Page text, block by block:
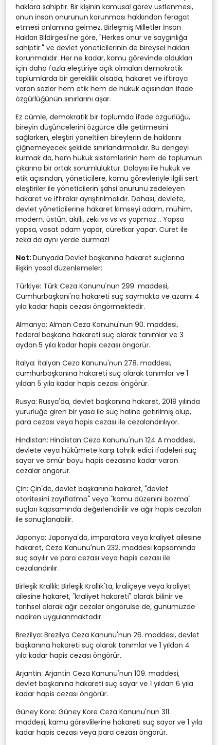
haklara sahiptir. Bir kişinin kamusal görev üstlenmesi,
onun insan onurunun korunması hakkından feragat
etmesi anlamına gelmez. Birleşmiş Milletler İnsan
Hakları Bildirgesi'ne göre, "Herkes onur ve saygınlığa
sahiptir." ve devlet yöneticilerinin de bireysel hakları
korunmalıdır. Her ne kadar, kamu görevinde oldukları
için daha fazla eleştiriye açık olmaları demokratik
toplumlarda bir gereklilik olsada, hakaret ve iftiraya
varan sözler hem etik hem de hukuk açısından ifade
özgürlüğünün sınırlarını aşar.
Ez cümle, demokratik bir toplumda ifade özgürlüğü,
bireyin düşüncelerini özgürce dile getirmesini
sağlarken, eleştiri yöneltilen bireylerin de haklarını
çiğnemeyecek şekilde sınırlandırmalıdır. Bu dengeyi
kurmak da, hem hukuk sistemlerinin hem de toplumun
çıkarına bir ortak sorumluluktur. Dolayısı ile hukuk ve
etik açısından, yöneticilere, kamu görevleriyle ilgili sert
eleştiriler ile yöneticilerin şahsi onurunu zedeleyen
hakaret ve iftiralar ayrıştırılmalıdır. Dahası, devlete,
devlet yöneticilerine hakaret kimseyi adam, mühim,
modern, üstün, akıllı, zeki vs vs vs yapmaz .. Yapsa
yapsa, vasat adam yapar, cüretkar yapar. Cüret ile
zeka da aynı yerde durmaz!
Not:Dünyada Devlet başkanına hakaret suçlarına
ilişkin yasal düzenlemeler:
Türkiye: Türk Ceza Kanunu'nun 299. maddesi,
Cumhurbaşkanı'na hakareti suç saymakta ve azami 4
yıla kadar hapis cezası öngörmektedir.
Almanya: Alman Ceza Kanunu'nun 90. maddesi,
federal başkana hakareti suç olarak tanımlar ve 3
aydan 5 yıla kadar hapis cezası öngörür.
İtalya: İtalyan Ceza Kanunu'nun 278. maddesi,
cumhurbaşkanına hakareti suç olarak tanımlar ve 1
yıldan 5 yıla kadar hapis cezası öngörür.
Rusya: Rusya'da, devlet başkanına hakaret, 2019 yılında
yürürlüğe giren bir yasa ile suç haline getirilmiş olup,
para cezası veya hapis cezası ile cezalandırılıyor.
Hindistan: Hindistan Ceza Kanunu'nun 124 A maddesi,
devlete veya hükümete karşı tahrik edici ifadeleri suç
sayar ve ömür boyu hapis cezasına kadar varan
cezalar öngörür.
Çin: Çin'de, devlet başkanına hakaret, "devlet
otoritesini zayıflatma" veya "kamu düzenini bozma"
suçları kapsamında değerlendirilir ve ağır hapis cezaları
ile sonuçlanabilir.
Japonya: Japonya'da, imparatora veya kraliyet ailesine
hakaret, Ceza Kanunu'nun 232. maddesi kapsamında
suç sayılır ve para cezası veya hapis cezası ile
cezalandırılır.
Birleşik Krallık: Birleşik Krallık'ta, kraliçeye veya kraliyet
ailesine hakaret, "kraliyet hakareti" olarak bilinir ve
tarihsel olarak ağır cezalar öngörülse de, günümüzde
nadiren uygulanmaktadır.
Brezilya: Brezilya Ceza Kanunu'nun 26. maddesi, devlet
başkanına hakareti suç olarak tanımlar ve 1 yıldan 4
yıla kadar hapis cezası öngörür.
Arjantin: Arjantin Ceza Kanunu'nun 109. maddesi,
devlet başkanına hakareti suç sayar ve 1 yıldan 6 yıla
kadar hapis cezası öngörür.
Güney Kore: Güney Kore Ceza Kanunu'nun 311.
maddesi, kamu görevlilerine hakareti suç sayar ve 1 yıla
kadar hapis cezası veya para cezası öngörür.